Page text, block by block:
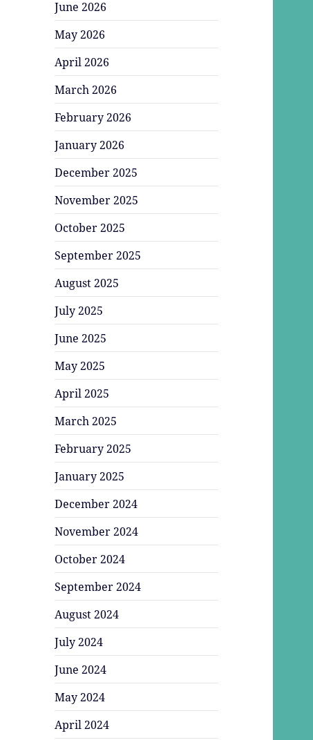
June 2026
May 2026
April 2026
March 2026
February 2026
January 2026
December 2025
November 2025
October 2025
September 2025
August 2025
July 2025
June 2025
May 2025
April 2025
March 2025
February 2025
January 2025
December 2024
November 2024
October 2024
September 2024
August 2024
July 2024
June 2024
May 2024
April 2024